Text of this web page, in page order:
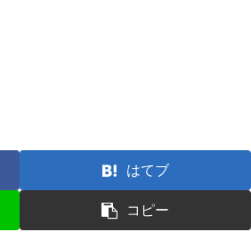
はてブ
コピー